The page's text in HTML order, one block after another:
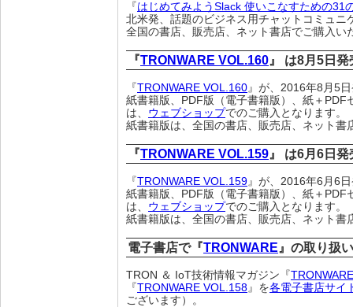
『 はじめてみようSlack 使いこなすための31
北米発、話題のビジネス用チャットコミュ
全国の書店、販売店、ネット書店でご購入い
『TRONWARE VOL.160 』 は8月5日
『TRONWARE VOL.160』が、2016年8月5
紙書籍版、PDF版（電子書籍版）、紙＋
は、 ウェブショップでのご購入となります。
紙書籍版は、全国の書店、販売店、ネット書
『TRONWARE VOL.159 』 は6月6日
『TRONWARE VOL.159』が、2016年6月6
紙書籍版、PDF版（電子書籍版）、紙＋
は、 ウェブショップでのご購入となります。
紙書籍版は、全国の書店、販売店、ネット書
電子書店で『TRONWARE 』の取り扱
TRON ＆ IoT技術情報マガジン『TRONWARE
『TRONWARE VOL.158』を各電子書店サイ
ございます）。